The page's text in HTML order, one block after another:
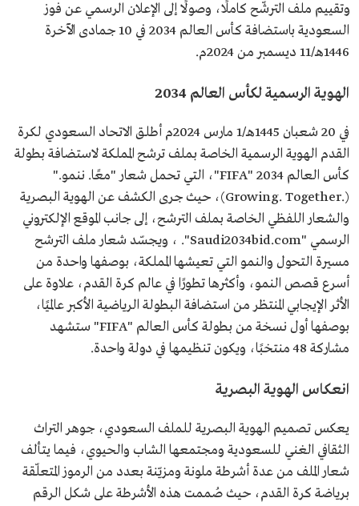
وتقييم ملف الترشّح كاملًا، وصولًا إلى الإعلان الرسمي عن فوز
السعودية باستضافة كأس العالم 2034 في 10 جمادى الآخرة
1446هـ/11 ديسمبر من 2024م.
الهوية الرسمية لكأس العالم 2034
في 20 شعبان 1445هـ/1 مارس 2024م أطلق الاتحاد السعودي لكرة
القدم الهوية الرسمية الخاصة بملف ترشح المملكة لاستضافة بطولة
كأس العالم FIFA" 2034"، التي تحمل شعار "معًا. ننمو."
(.Growing. Together)، حيث جرى الكشف عن الهوية البصرية
والشعار اللفظي الخاصة بملف الترشح، إلى جانب الموقع الإلكتروني
الرسمي "Saudi2034bid.com". ، ويجسّد شعار ملف الترشح
مسيرة التحول والنمو التي تعيشها المملكة، بوصفها واحدة من
أسرع قصص النمو، وأكثرها تطورًا في عالم كرة القدم، علاوة على
الأثر الإيجابي المنتظر من استضافة البطولة الرياضية الأكبر عالميًا،
بوصفها أول نسخة من بطولة كأس العالم "FIFA" ستشهد
مشاركة 48 منتخبًا، ويكون تنظيمها في دولة واحدة.
انعكاس الهوية البصرية
يعكس تصميم الهوية البصرية للملف السعودي، جوهر التراث
الثقافي الغني للسعودية ومجتمعها الشاب والحيوي، فيما يتألف
شعار الملف من عدة أشرطة ملونة ومزيّنة بعدد من الرموز المتعلّقة
برياضة كرة القدم، حيث صُممت هذه الأشرطة على شكل الرقم